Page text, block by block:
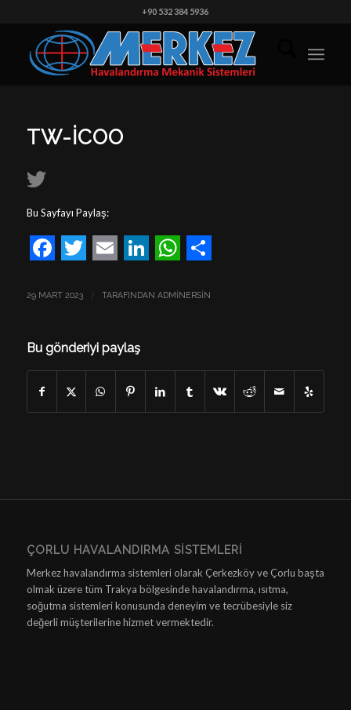
+90 532 384 5936
TW-ICOO
Bu Sayfayı Paylaş:
29 MART 2023 / TARAFINDAN ADMINERSIN
Bu gönderiyi paylaş
ÇORLU HAVALANDIRMA SISTEMLERI
Merkez havalandırma sistemleri olarak Çerkezköy ve Çorlu başta
olmak üzere tüm Trakya bölgesinde havalandırma, ısıtma,
soğutma sistemleri konusunda deneyim ve tecrübesiyle siz
değerli müşterilerine hizmet vermektedir.